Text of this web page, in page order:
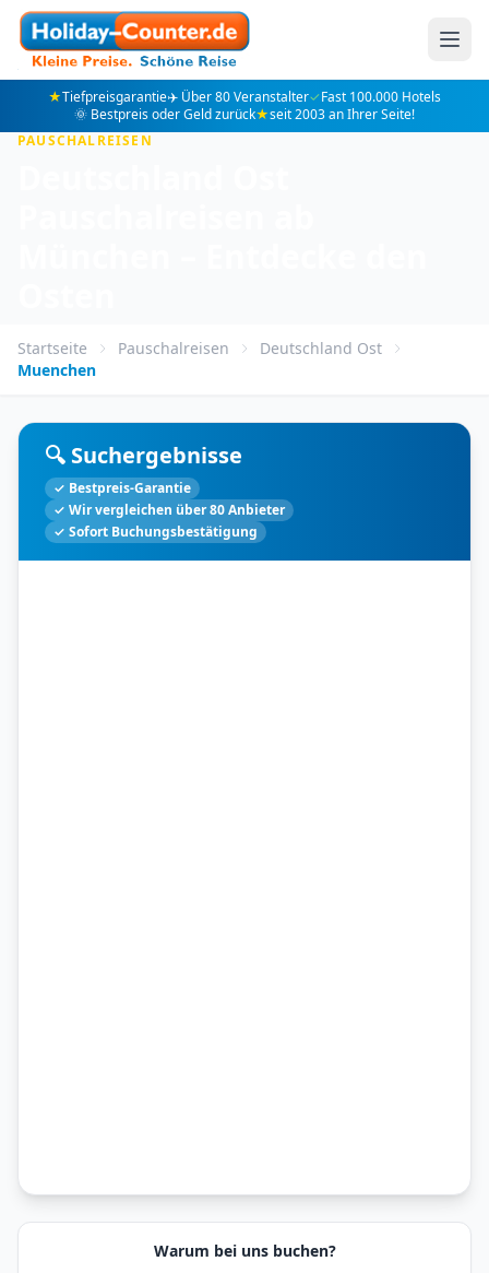
★Tiefpreisgarantie✈️ Über 80 Veranstalter✓Fast 100.000 Hotels
🌞 Bestpreis oder Geld zurück★seit 2003 an Ihrer Seite!
PAUSCHALREISEN
Startseite Pauschalreisen
Deutschland Ost
Muenchen
🔍 Suchergebnisse
✓ Bestpreis-Garantie
✓ Wir vergleichen über 80 Anbieter
✓ Sofort Buchungsbestätigung
Warum bei uns buchen?